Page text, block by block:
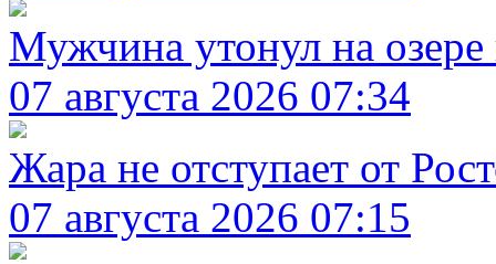
Мужчина утонул на озере
07 августа 2026 07:34
Жара не отступает от
07 августа 2026 07:15